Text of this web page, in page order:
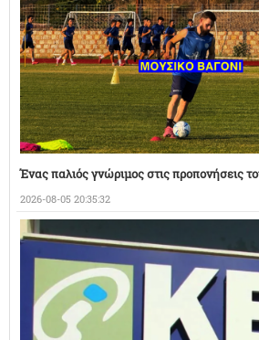
Ένας παλιός γνώριμος στις προπονήσεις
2026-08-05 20:35:32